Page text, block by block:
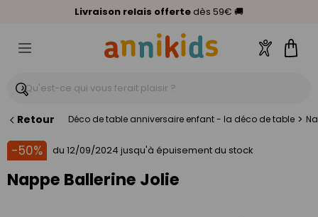
Livraison relais offertedès 59€ 🚚
🥇Palmarès Capital 2025 :Annikids N°1
⭐⭐⭐⭐⭐4,6/5(24 000 avis clients)
Compte
Retour Déco de table anniversaire enfant - la déco de table >
-50% du 12/09/2024 jusqu'à épuisement du stock
Nappe Ballerine Jolie